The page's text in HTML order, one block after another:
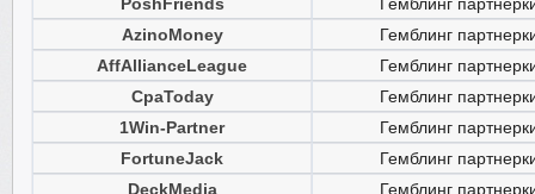
AzinoMoney
Гемблинг
AffAllianceLeague
Гемблинг
CpaToday
Гемблинг
1Win-Partner
Гемблинг
FortuneJack
Гемблинг
DeckMedia
Гемблинг